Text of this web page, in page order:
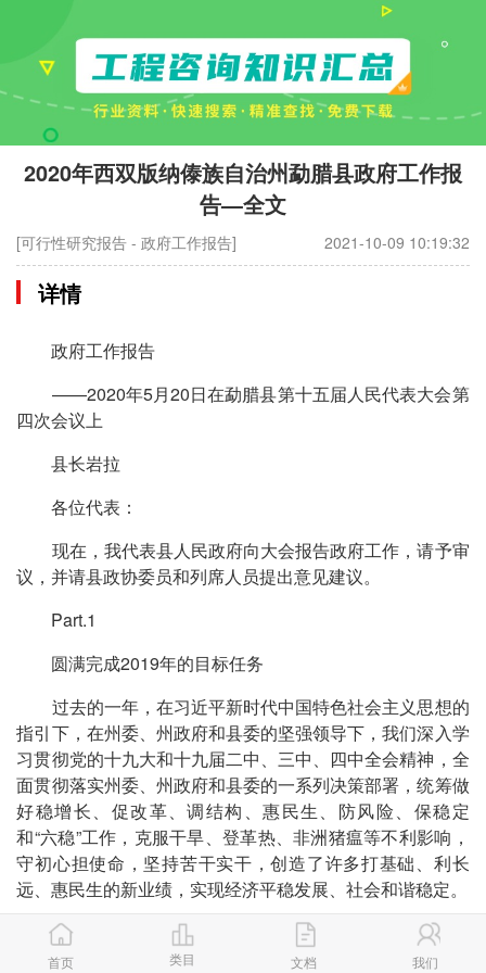
2020年西双版纳傣族自治州勐腊县政府工作报
告—全文
[可行性研究报告 - 政府工作报告] 2021-10-09 10:19:32
详情
政府工作报告
——2020年5月20日在勐腊县第十五届人民代表大会第
四次会议上
县长岩拉
各位代表：
现在，我代表县人民政府向大会报告政府工作，请予审
议，并请县政协委员和列席人员提出意见建议。
Part.1
圆满完成2019年的目标任务
过去的一年，在习近平新时代中国特色社会主义思想的
指引下，在州委、州政府和县委的坚强领导下，我们深入学
习贯彻党的十九大和十九届二中、三中、四中全会精神，全
面贯彻落实州委、州政府和县委的一系列决策部署，统筹做
好稳增长、促改革、调结构、惠民生、防风险、保稳定
和“六稳”工作，克服干旱、登革热、非洲猪瘟等不利影响，
守初心担使命，坚持苦干实干，创造了许多打基础、利长
远、惠民生的新业绩，实现经济平稳发展、社会和谐稳定。
——县域经济发展再上新台阶。GDP增长首次超过百
亿大关，完成生产总值125.88亿元，同比增长9.1%。其中
首页 类目 文档 我们